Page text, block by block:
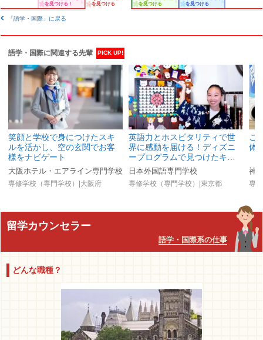
を見つける！ を見つける を見つける を見つける
「語学・国際」に戻る
語学・国際に関連する先輩 PICK UP!
笑顔と学校で身につけたスキ
ルを活かし、空の玄関でお客
様をナビゲート
大阪ホテル・エアライン専門学校
専修学校（専門学校）|大阪府
英語力とホスピタリティで世
界に感動を届ける！ディズニ
ープログラムで見つけたキ…
日本外国語専門学校
専修学校（専門学校）|東京都
こ
体
神
専
留学カウンセラー
語学・国際系の仕事
どんな職種？